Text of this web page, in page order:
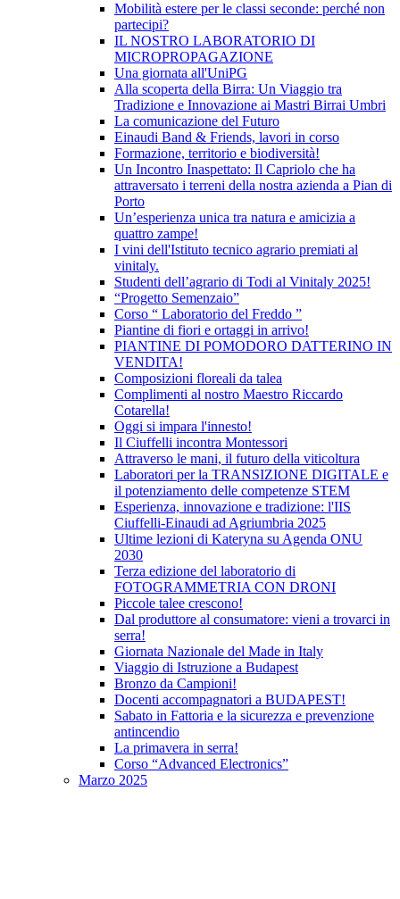
Mobilità estere per le classi seconde: perché non
partecipi?
IL NOSTRO LABORATORIO DI
MICROPROPAGAZIONE
Una giornata all'UniPG
Alla scoperta della Birra: Un Viaggio tra
Tradizione e Innovazione ai Mastri Birrai Umbri
La comunicazione del Futuro
Einaudi Band & Friends, lavori in corso
Formazione, territorio e biodiversità!
Un Incontro Inaspettato: Il Capriolo che ha
attraversato i terreni della nostra azienda a Pian di
Porto
Un’esperienza unica tra natura e amicizia a
quattro zampe!
I vini dell'Istituto tecnico agrario premiati al
vinitaly.
Studenti dell’agrario di Todi al Vinitaly 2025!
“Progetto Semenzaio”
Corso “ Laboratorio del Freddo ”
Piantine di fiori e ortaggi in arrivo!
PIANTINE DI POMODORO DATTERINO IN
VENDITA!
Composizioni floreali da talea
Complimenti al nostro Maestro Riccardo
Cotarella!
Oggi si impara l'innesto!
Il Ciuffelli incontra Montessori
Attraverso le mani, il futuro della viticoltura
Laboratori per la TRANSIZIONE DIGITALE e
il potenziamento delle competenze STEM
Esperienza, innovazione e tradizione: l'IIS
Ciuffelli-Einaudi ad Agriumbria 2025
Ultime lezioni di Kateryna su Agenda ONU
2030
Terza edizione del laboratorio di
FOTOGRAMMETRIA CON DRONI
Piccole talee crescono!
Dal produttore al consumatore: vieni a trovarci in
serra!
Giornata Nazionale del Made in Italy
Viaggio di Istruzione a Budapest
Bronzo da Campioni!
Docenti accompagnatori a BUDAPEST!
Sabato in Fattoria e la sicurezza e prevenzione
antincendio
La primavera in serra!
Corso “Advanced Electronics”
Marzo 2025